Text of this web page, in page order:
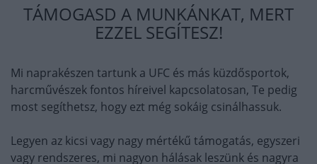
TÁMOGASD A MUNKÁNKAT, MERT
EZZEL SEGÍTESZ!
Mi naprakészen tartunk a UFC és más küzdősportok,
harcművészek fontos híreivel kapcsolatosan, Te pedig
most segíthetsz, hogy ezt még sokáig csinálhassuk.
Legyen az kicsi vagy nagy mértékű támogatás, egyszeri
vagy rendszeres, mi nagyon hálásak leszünk és nagyra